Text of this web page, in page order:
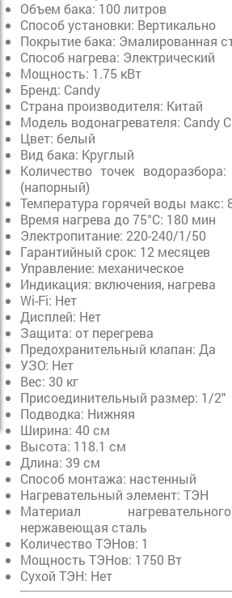
Объем бака: 100 литров
Способ установки: Вертикально
Покрытие бака: Эмалированная
Способ нагрева: Электрический
Мощность: 1.75 кВт
Бренд: Candy
Страна производителя: Китай
Модель водонагревателя: Candy
Цвет: белый
Вид бака: Круглый
Количество точек
(напорный)
Температура горячей воды макс:
Время нагрева до 75°С: 180 мин
Электропитание: 220-240/1/50
Гарантийный срок: 12 месяцев
Управление: механическое
Индикация: включения, нагрева
Wi-Fi: Нет
Дисплей: Нет
Защита: от перегрева
Предохранительный клапан: Да
УЗО: Нет
Вес: 30 кг
Присоединительный размер: 1/2"
Подводка: Нижняя
Ширина: 40 см
Высота: 118.1 см
Длина: 39 см
Способ монтажа: настенный
Нагревательный элемент: ТЭН
Материал
нержавеющая сталь
Количество ТЭНов: 1
Мощность ТЭНов: 1750 Вт
Сухой ТЭН: Нет